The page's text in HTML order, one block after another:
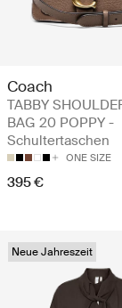
Coach
TABBY
BAG 20 POPPY -
Schultertaschen
ONE SIZE
395 €
Neue Jahreszeit